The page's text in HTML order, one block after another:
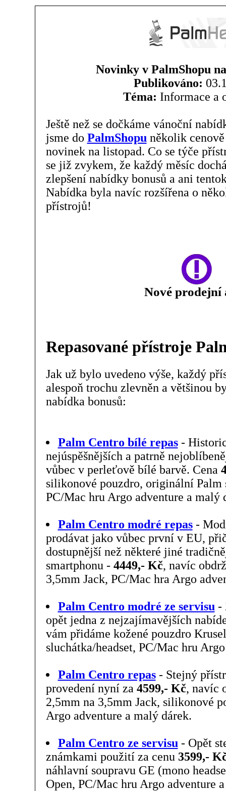
Novinky v PalmShopu
Publikováno:
Téma: Informace a
Ještě než se dočkáme vánoční
jsme do PalmShopu několik
novinek na listopad. Co se týče
se již zvykem, že každý měsíc
zlepšení nabídky bonusů a ani
Nabídka byla navíc rozšířena o
přístrojů!
Nové prodejní
Repasované přístroje
Jak už bylo uvedeno výše, každý
alespoň trochu zlevněn a většinou
nabídka bonusů:
Palm Centro bílé repas-
nejúspěšnějších a patrně
vůbec v perleťově bílé barvě. Cena
silikonové pouzdro, originální Palm
PC/Mac hru Argo adventure a malý
Palm Centro modré repas-
prodávat jako vůbec první v EU,
dostupnější než některé jiné
smartphonu - 4449,- Kč, navíc
3,5mm Jack, PC/Mac hra Argo
Palm Centro modré ze servisu -
opět jedna z nejzajímavějších
vám přidáme kožené pouzdro
sluchátka/headset, PC/Mac hru
Palm Centro repas- Stejný
provedení nyní za 4599,- Kč, navíc
2,5mm na 3,5mm Jack, silikonové
Argo adventure a malý dárek.
Palm Centro ze servisu - Opět
známkami použití za cenu 3599,-
náhlavní soupravu GE (mono
Open, PC/Mac hru Argo adventure